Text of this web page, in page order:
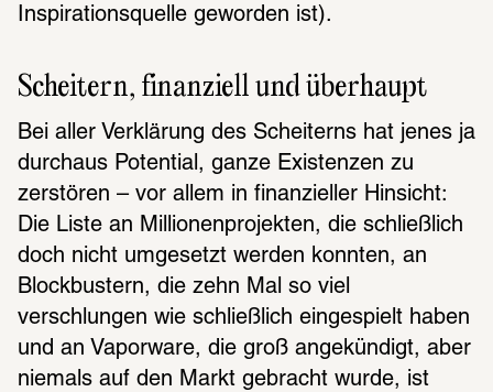
Inspirationsquelle geworden ist).
Scheitern, finanziell und überhaupt
Bei aller Verklärung des Scheiterns hat jenes ja
durchaus Potential, ganze Existenzen zu
zerstören – vor allem in finanzieller Hinsicht:
Die Liste an Millionenprojekten, die schließlich
doch nicht umgesetzt werden konnten, an
Blockbustern, die zehn Mal so viel
verschlungen wie schließlich eingespielt haben
und an Vaporware, die groß angekündigt, aber
niemals auf den Markt gebracht wurde, ist